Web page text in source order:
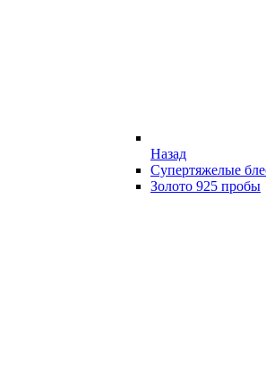
Назад
Супертяжелые
Золото 925 пробы